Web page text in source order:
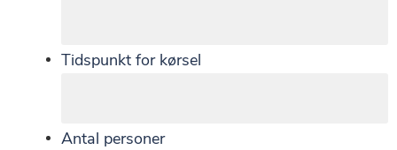
Tidspunkt for kørsel
Antal personer